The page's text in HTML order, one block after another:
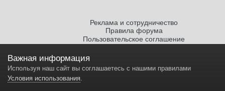
Реклама и сотрудничество
Правила форума
Пользовательское соглашение
Важная информация
Используя наш сайт вы соглашаетесь с нашими правилами
Условия использования.